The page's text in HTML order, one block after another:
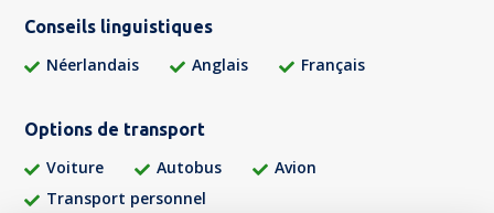
Conseils linguistiques
Néerlandais Anglais Français
Options de transport
Voiture Autobus
Avion
Transport personnel